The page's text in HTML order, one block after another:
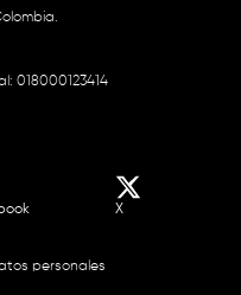
018000123414
X
personales